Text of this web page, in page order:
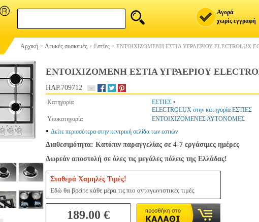
Αγορά
χωρίς εγγραφή
Αρχική > Λευκές συσκευές > Εστίες > ΕΝΤΟΙΧΙΖΟΜΕΝΗ ΕΣΤΙΑ ΥΓΡΑΕΡΙΟΥ ELECTROLUX
ΕΝΤΟΙΧΙΖΟΜΕΝΗ ΕΣΤΙΑ ΥΓΡΑΕΡΙΟΥ
HAP.709712
Κατηγορία ΕΣΤΙΕΣ •
ELECTROLUX στην κατηγορία ΕΣΤΙΕΣ
Υποκατηγορία
ΕΝΤΟΙΧΙΖΟΜΕΝΕΣ ΑΥΤΟΝΟΜΕΣ
• Δείτε περισσότερα στην κεντρική σελίδα των εστιών
Διαθεσιμότητα: Κατόπιν παραγγελίας σε 4-7 εργάσιμες ημέρες
Δωρεάν αποστολή σε όλες τις μεγάλες πόλεις της Ελλάδας!
Σταθερά Χαμηλές Τιμές!
Εδώ θα βρείτε κάθε μέρα τις πιο ανταγωνιστικές τιμές
189.00 €